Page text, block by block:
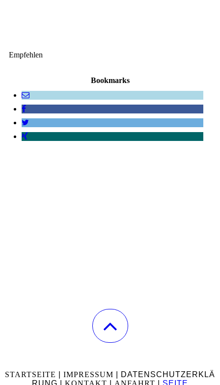
Empfehlen
Bookmarks
STARTSEITE IMPRESSUM
| DATENSCHUTZERKLÄ